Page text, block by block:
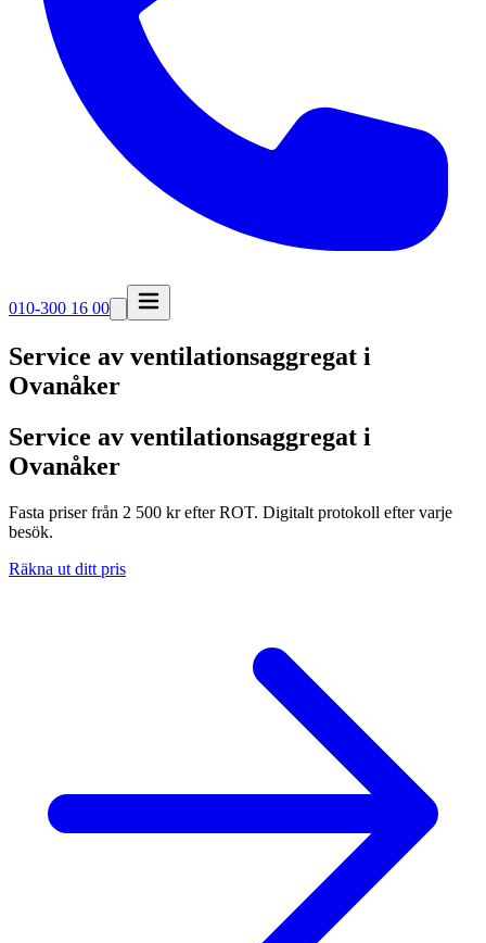
010-300 16 00
Service av ventilationsaggregat i
Ovanåker
Service av ventilationsaggregat i
Ovanåker
Fasta priser från 2 500 kr efter ROT. Digitalt protokoll efter varje
besök.
Räkna ut ditt pris